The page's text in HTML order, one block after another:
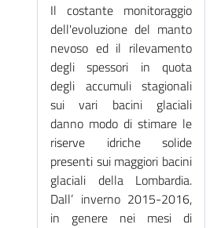
Il costante monitoraggio
dell'evoluzione del manto
nevoso ed il rilevamento
degli spessori in quota
degli accumuli stagionali
sui vari bacini glaciali
danno modo di stimare le
riserve idriche solide
presenti sui maggiori bacini
glaciali della Lombardia.
Dall’ inverno 2015-2016,
in genere nei mesi di